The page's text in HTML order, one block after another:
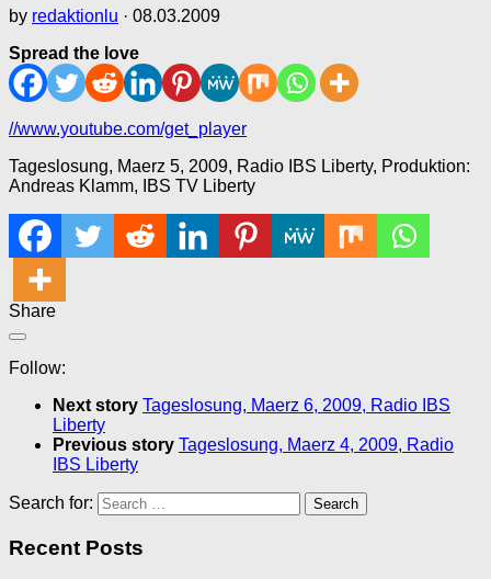
by redaktionlu · 08.03.2009
Spread the love
//www.youtube.com/get_player
Tageslosung, Maerz 5, 2009, Radio IBS Liberty, Produktion:
Andreas Klamm, IBS TV Liberty
Share
Follow:
Next story Tageslosung, Maerz 6, 2009, Radio IBS
Liberty
Previous story Tageslosung, Maerz 4, 2009, Radio
IBS Liberty
Search for:
Recent Posts